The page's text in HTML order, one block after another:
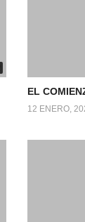
EL
12 ENERO,